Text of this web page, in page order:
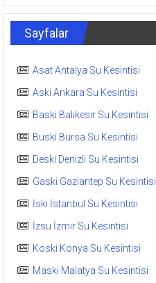
Sayfalar
Asat Antalya Su Kesintisi
Aski Ankara Su Kesintisi
Baski Balıkesir Su Kesintisi
Buski Bursa Su Kesintisi
Deski Denizli Su Kesintisi
Gaski Gaziantep Su Kesintisi
İski İstanbul Su Kesintisi
İzsu İzmir Su Kesintisi
Koski Konya Su Kesintisi
Maski Malatya Su Kesintisi